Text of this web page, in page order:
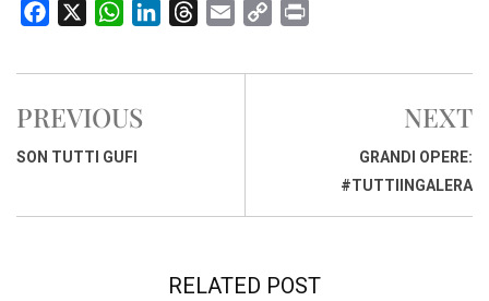
c
b
o
W
a
s
A
n
r
a
p
i
PREVIOUS
SON TUTTI GUFI
NEXT
GRANDI OPERE:
#TUTTIINGALERA
RELATED POST